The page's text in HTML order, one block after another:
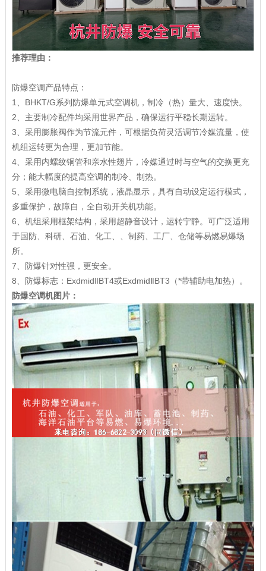
推荐理由：
防爆空调产品特点：
1、BHKT/G系列防爆单元式空调机，制冷（热）量大、速度快。
2、主要制冷配件均采用世界产品，确保运行平稳长期运转。
3、采用膨胀阀作为节流元件，可根据负荷灵活调节冷媒流量，使
机组运转更为合理，更加节能。
4、采用内螺纹铜管和亲水性翅片，冷媒通过时与空气的交换更充
分；能大幅度的提高空调的制冷、制热。
5、采用微电脑自控制系统，液晶显示，具有自动设定运行模式，
多重保护，故障自，全自动开关机功能。
6、机组采用框架结构，采用超静音设计，运转宁静。可广泛适用
于国防、科研、石油、化工、、制药、工厂、仓储等易燃易爆场
所。
7、防爆针对性强，更安全。
8、防爆标志：ExdmidⅡBT4或ExdmidⅡBT3（*带辅助电加热）。
防爆空调机图片：